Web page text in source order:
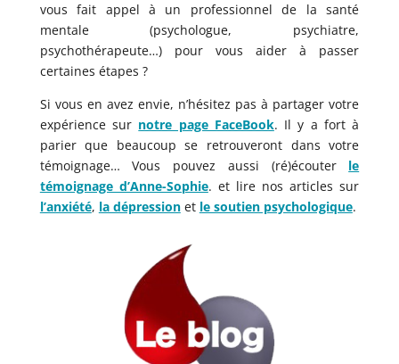
vous fait appel à un professionnel de la santé
mentale (psychologue, psychiatre,
psychothérapeute…) pour vous aider à passer
certaines étapes ?
Si vous en avez envie, n’hésitez pas à partager votre
expérience sur notre page FaceBook. Il y a fort à
parier que beaucoup se retrouveront dans votre
témoignage… Vous pouvez aussi (ré)écouter le
témoignage d’Anne-Sophie. et lire nos articles sur
l’anxiété, la dépressionet le soutien psychologique.